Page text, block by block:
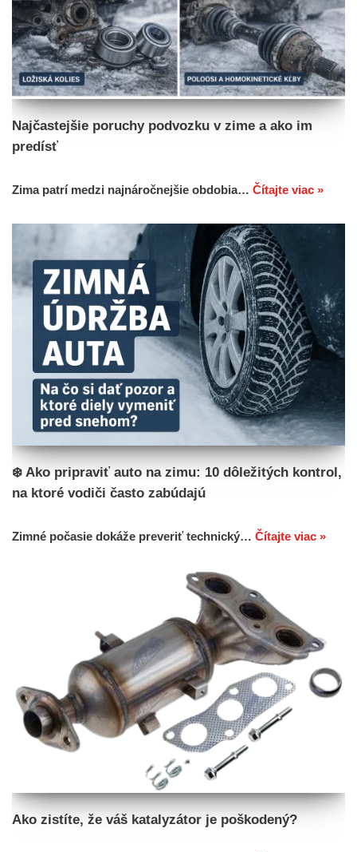
Najčastejšie poruchy podvozku v zime a ako im
predísť
Zima patrí medzi najnáročnejšie obdobia… Čítajte viac »
❄️ Ako pripraviť auto na zimu: 10 dôležitých kontrol,
na ktoré vodiči často zabúdajú
Zimné počasie dokáže preveriť technický… Čítajte viac »
Ako zistíte, že váš katalyzátor je poškodený?